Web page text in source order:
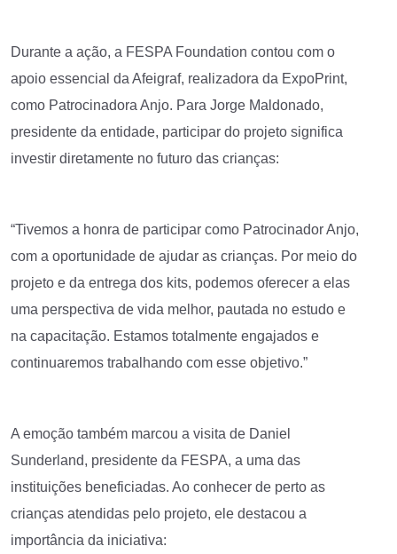
Durante a ação, a FESPA Foundation contou com o
apoio essencial da Afeigraf, realizadora da ExpoPrint,
como Patrocinadora Anjo. Para Jorge Maldonado,
presidente da entidade, participar do projeto significa
investir diretamente no futuro das crianças:
“Tivemos a honra de participar como Patrocinador Anjo,
com a oportunidade de ajudar as crianças. Por meio do
projeto e da entrega dos kits, podemos oferecer a elas
uma perspectiva de vida melhor, pautada no estudo e
na capacitação. Estamos totalmente engajados e
continuaremos trabalhando com esse objetivo.”
A emoção também marcou a visita de Daniel
Sunderland, presidente da FESPA, a uma das
instituições beneficiadas. Ao conhecer de perto as
crianças atendidas pelo projeto, ele destacou a
importância da iniciativa: